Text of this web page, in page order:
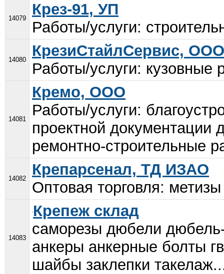
14079
Крез-91, УП
Работы/услуги:
14080
КрезиСтайлСервис, ООО
Работы/услуги: кузовные
14081
Кремо, ООО
Работы/услуги:
проектной документации
ремонтно-строительные
14082
Крепарсенал, ТД ИЗАО
Оптовая торговля:
14083
Крепеж склад
саморезы дюбели
анкеры анкерные болты
шайбы заклепки